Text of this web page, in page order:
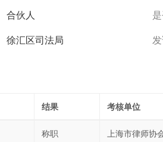
合伙人
徐汇区司法局
结果 考核单位
称职 上海市律师协